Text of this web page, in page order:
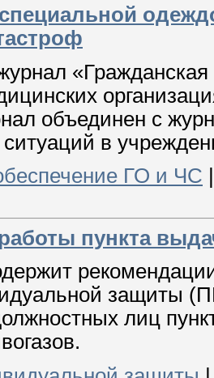
объединен с
в
ГО и ЧС
пункта
защиты
лиц